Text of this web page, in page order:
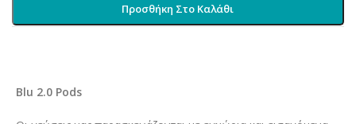
Προσθήκη Στο Καλάθι
Blu 2.0 Pods